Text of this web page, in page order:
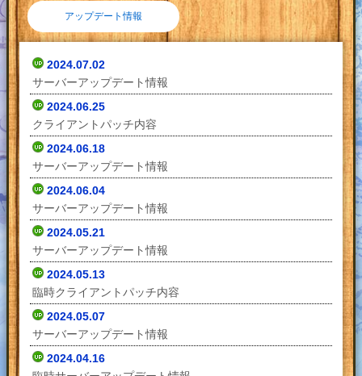
アップデート情報
2024.07.02
サーバーアップデート情報
2024.06.25
クライアントパッチ内容
2024.06.18
サーバーアップデート情報
2024.06.04
サーバーアップデート情報
2024.05.21
サーバーアップデート情報
2024.05.13
臨時クライアントパッチ内容
2024.05.07
サーバーアップデート情報
2024.04.16